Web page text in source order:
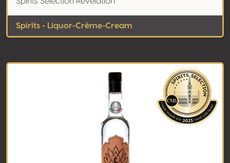
Spirits - Liquor-Crème-Cream